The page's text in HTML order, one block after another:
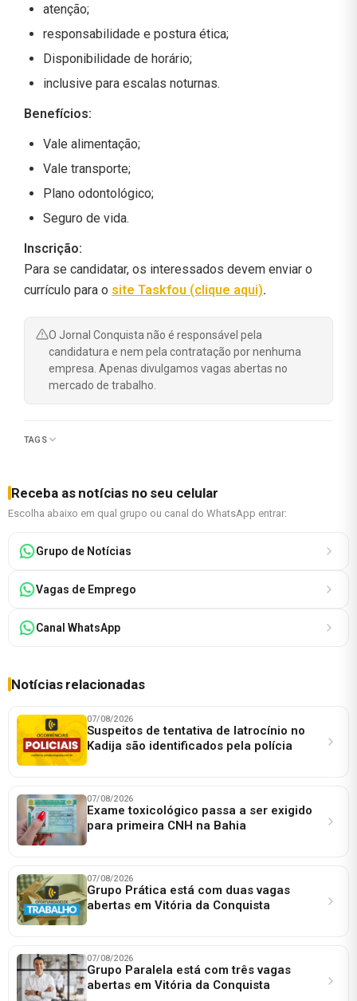
atenção;
responsabilidade e postura ética;
Disponibilidade de horário;
inclusive para escalas noturnas.
Benefícios:
Vale alimentação;
Vale transporte;
Plano odontológico;
Seguro de vida.
Inscrição:
Para se candidatar, os interessados devem enviar o
currículo para o site Taskfou (clique aqui).
O Jornal Conquista não é responsável pela
candidatura e nem pela contratação por nenhuma
empresa. Apenas divulgamos vagas abertas no
mercado de trabalho.
TAGS
Receba as notícias no seu celular
Escolha abaixo em qual grupo ou canal do WhatsApp entrar:
Grupo de Notícias
Vagas de Emprego
Canal WhatsApp
Notícias relacionadas
07/08/2026
Suspeitos de tentativa de latrocínio no
Kadija são identificados pela polícia
07/08/2026
Exame toxicológico passa a ser exigido
para primeira CNH na Bahia
07/08/2026
Grupo Prática está com duas vagas
abertas em Vitória da Conquista
07/08/2026
Grupo Paralela está com três vagas
abertas em Vitória da Conquista